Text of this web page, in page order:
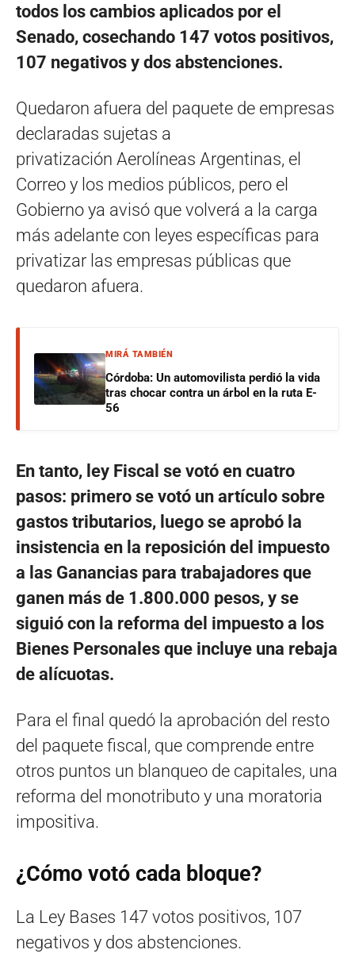
todos los cambios aplicados por el
Senado, cosechando 147 votos positivos,
107 negativos y dos abstenciones.
Quedaron afuera del paquete de empresas
declaradas sujetas a
privatización Aerolíneas Argentinas, el
Correo y los medios públicos, pero el
Gobierno ya avisó que volverá a la carga
más adelante con leyes específicas para
privatizar las empresas públicas que
quedaron afuera.
MIRÁ TAMBIÉN
Córdoba: Un automovilista perdió la vida
tras chocar contra un árbol en la ruta E-
56
En tanto, ley Fiscal se votó en cuatro
pasos: primero se votó un artículo sobre
gastos tributarios, luego se aprobó la
insistencia en la reposición del impuesto
a las Ganancias para trabajadores que
ganen más de 1.800.000 pesos, y se
siguió con la reforma del impuesto a los
Bienes Personales que incluye una rebaja
de alícuotas.
Para el final quedó la aprobación del resto
del paquete fiscal, que comprende entre
otros puntos un blanqueo de capitales, una
reforma del monotributo y una moratoria
impositiva.
¿Cómo votó cada bloque?
La Ley Bases 147 votos positivos, 107
negativos y dos abstenciones.